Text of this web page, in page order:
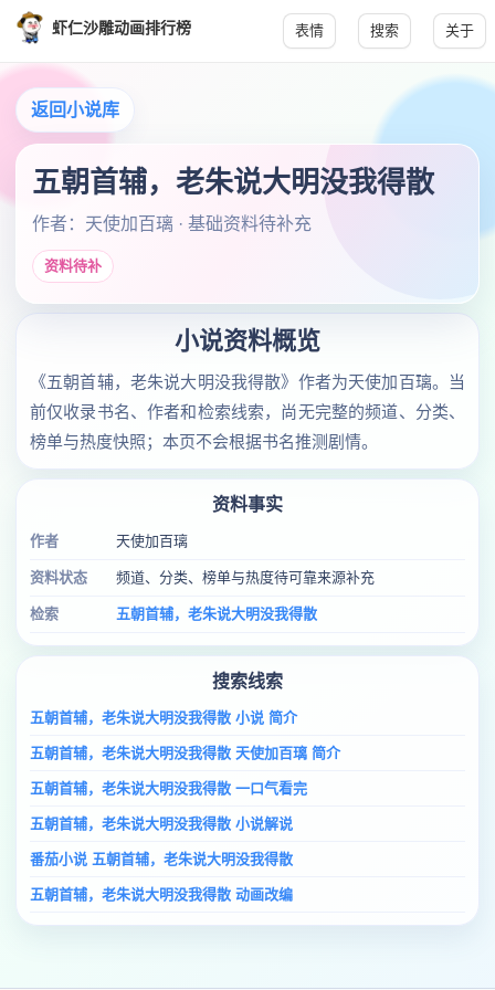
虾仁沙雕动画排行榜 表情 搜索 关于
返回小说库
五朝首辅，老朱说大明没我得散
作者：天使加百璃 · 基础资料待补充
资料待补
小说资料概览
《五朝首辅，老朱说大明没我得散》作者为天使加百璃。当
前仅收录书名、作者和检索线索，尚无完整的频道、分类、
榜单与热度快照；本页不会根据书名推测剧情。
资料事实
作者 天使加百璃
资料状态 频道、分类、榜单与热度待可靠来源补充
检索 五朝首辅，老朱说大明没我得散
搜索线索
五朝首辅，老朱说大明没我得散 小说 简介
五朝首辅，老朱说大明没我得散 天使加百璃 简介
五朝首辅，老朱说大明没我得散 一口气看完
五朝首辅，老朱说大明没我得散 小说解说
番茄小说 五朝首辅，老朱说大明没我得散
五朝首辅，老朱说大明没我得散 动画改编